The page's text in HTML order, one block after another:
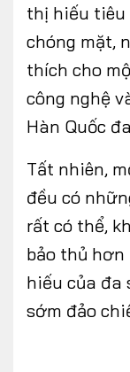
thị hiếu tiêu
chóng mặt,
thích cho
công nghệ
Hàn Quốc
Tất nhiên,
đều có
rất có thể,
bảo thủ
hiếu của đa
sớm đảo